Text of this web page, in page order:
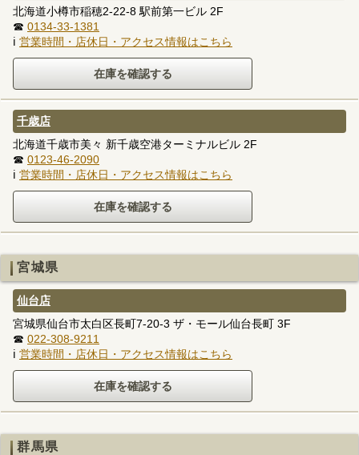
北海道小樽市稲穂2-22-8 駅前第一ビル 2F
☎ 0134-33-1381
ℹ 営業時間・店休日・アクセス情報はこちら
千歳店
北海道千歳市美々 新千歳空港ターミナルビル 2F
☎ 0123-46-2090
ℹ 営業時間・店休日・アクセス情報はこちら
宮城県
仙台店
宮城県仙台市太白区長町7-20-3 ザ・モール仙台長町 3F
☎ 022-308-9211
ℹ 営業時間・店休日・アクセス情報はこちら
群馬県